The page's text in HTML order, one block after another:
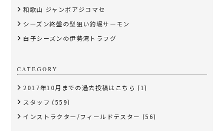
和歌山 ジャンボアジコマセ
シーズン終盤の型狙い釣堀サーモン
白子シーズンの伊勢湾トラフグ
CATEGORY
2017年10月までの過去投稿はこちら (1)
スタッフ (559)
インストラクター/フィールドテスター (56)